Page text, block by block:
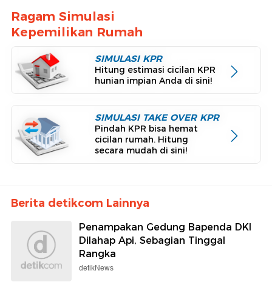
Ragam Simulasi
Kepemilikan Rumah
SIMULASI KPR
Hitung estimasi cicilan KPR
hunian impian Anda di sini!
SIMULASI TAKE OVER KPR
Pindah KPR bisa hemat
cicilan rumah. Hitung
secara mudah di sini!
Berita detikcom Lainnya
Penampakan Gedung Bapenda DKI
Dilahap Api, Sebagian Tinggal
Rangka
detikNews